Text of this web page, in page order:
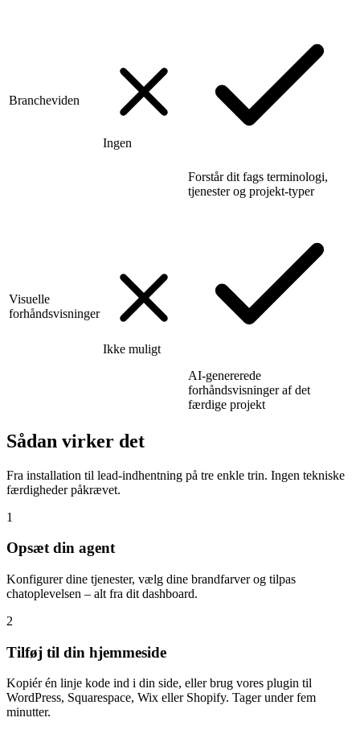
Brancheviden
Ingen
Forstår dit fags terminologi,
tjenester og projekt-typer
Visuelle
forhåndsvisninger
Ikke muligt
AI-genererede
forhåndsvisninger af det
færdige projekt
Sådan virker det
Fra installation til lead-indhentning på tre enkle trin. Ingen tekniske
færdigheder påkrævet.
1
Opsæt din agent
Konfigurer dine tjenester, vælg dine brandfarver og tilpas
chatoplevelsen – alt fra dit dashboard.
2
Tilføj til din hjemmeside
Kopiér én linje kode ind i din side, eller brug vores plugin til
WordPress, Squarespace, Wix eller Shopify. Tager under fem
minutter.